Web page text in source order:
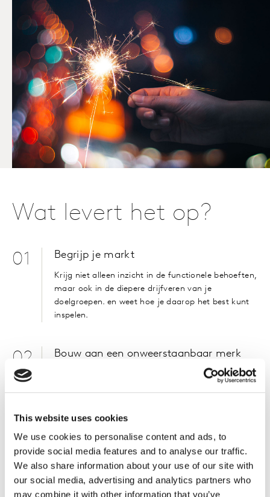
This website uses cookies
We use cookies to personalise content and ads, to
provide social media features and to analyse our traffic.
We also share information about your use of our site with
our social media, advertising and analytics partners who
may combine it with other information that you’ve
Wat levert het op?
01 Begrijp je markt
Krijg niet alleen inzicht in de functionele behoeften,
maar ook in de diepere drijfveren van je
doelgroepen. en weet hoe je daarop het best kunt
inspelen.
02 Bouw aan een onweerstaanbaar merk
Leg je eigen merk en dat van de concurrentie langs
03
Activeer je purpose
Maak gebruik van onze data, inzichten
en expertise om de juiste richting met je
merk in te slaan en je purpose tot leven